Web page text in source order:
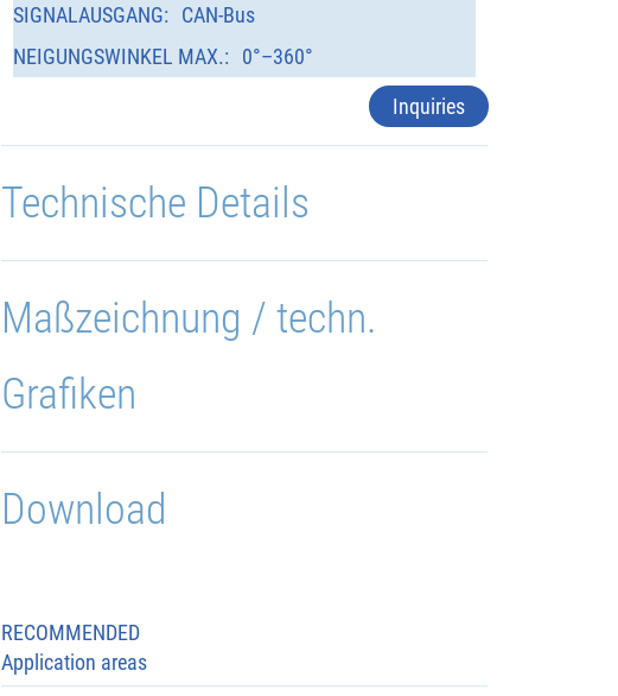
SIGNALAUSGANG:
CAN-Bus
NEIGUNGSWINKEL MAX.:
0°–360°
Inquiries
Technische Details
Maßzeichnung / techn.
Grafiken
Download
RECOMMENDED
Application areas